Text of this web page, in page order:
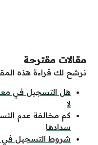
مقالات مقترحة
نرشح لك قراءة هذه
هل التسجيل في
لا
كم مخالفة عدم
سدادها
شروط التسجيل في